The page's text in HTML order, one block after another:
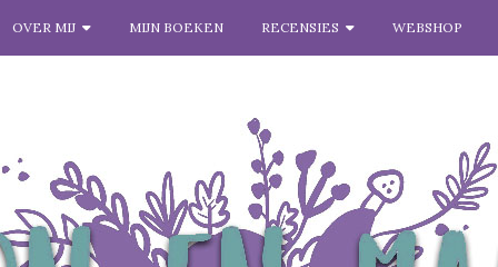
OVER MIJ MIJN BOEKEN RECENSIES WEBSHOP